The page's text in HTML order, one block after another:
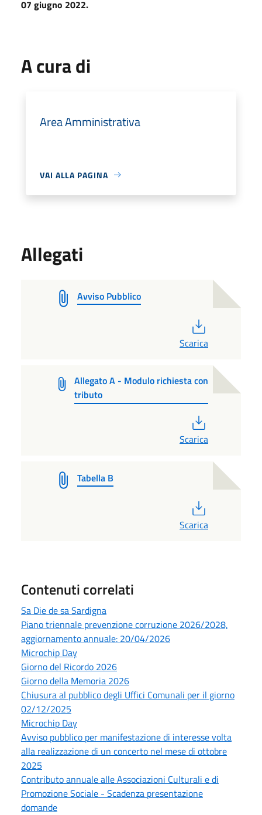
07 giugno 2022.
A cura di
Area Amministrativa
VAI ALLA PAGINA
Allegati
Avviso Pubblico
Scarica
Allegato A - Modulo richiesta con
tributo
Scarica
Tabella B
Scarica
Contenuti correlati
Sa Die de sa Sardigna
Piano triennale prevenzione corruzione 2026/2028,
aggiornamento annuale: 20/04/2026
Microchip Day
Giorno del Ricordo 2026
Giorno della Memoria 2026
Chiusura al pubblico degli Uffici Comunali per il giorno
02/12/2025
Microchip Day
Avviso pubblico per manifestazione di interesse volta
alla realizzazione di un concerto nel mese di ottobre
2025
Contributo annuale alle Associazioni Culturali e di
Promozione Sociale - Scadenza presentazione
domande